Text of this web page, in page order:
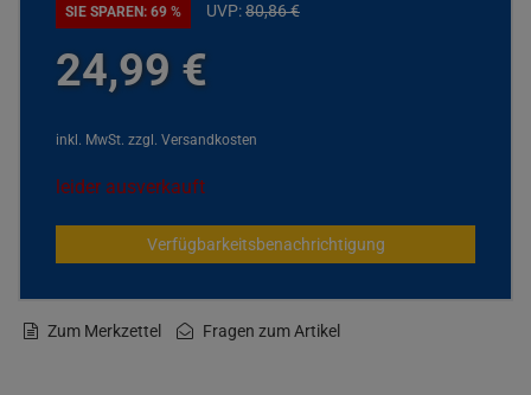
SIE SPAREN: 69 % UVP:80,86€
24,99 €
inkl. MwSt. zzgl. Versandkosten
leider ausverkauft
Verfügbarkeitsbenachrichtigung
Zum Merkzettel Fragen zum Artikel